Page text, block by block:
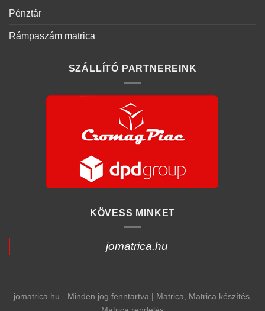
Pénztár
Rámpaszám matrica
SZÁLLÍTÓ PARTNEREINK
KÖVESS MINKET
jomatrica.hu
jomatrica.hu - Minden jog fenntartva | Matrica, Matrica készítés,